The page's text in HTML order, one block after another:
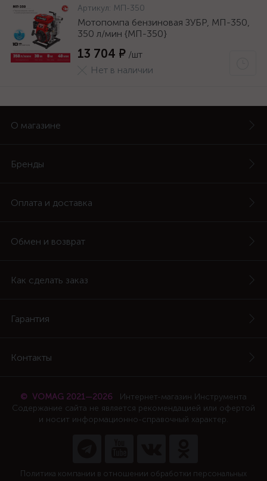
Артикул: МП-350
Мотопомпа бензиновая ЗУБР, МП-350,
350 л/мин {МП-350}
13 704 ₽ /шт
Нет в наличии
О магазине
Бренды
Оплата и доставка
Обмен и возврат
Как сделать заказ
Гарантия
Контакты
© VOMAG 2021—2026
Интернет-магазин Инструмента
Содержание сайта не является рекомендацией или офертой
и носит информационно-справочный характер.
Политика компании в отношении обработки персональных